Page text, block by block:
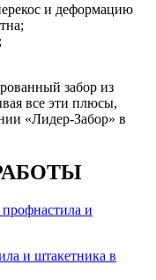
и деформацию
забор из
все эти плюсы,
«Лидер-Забор» в
и штакетника в